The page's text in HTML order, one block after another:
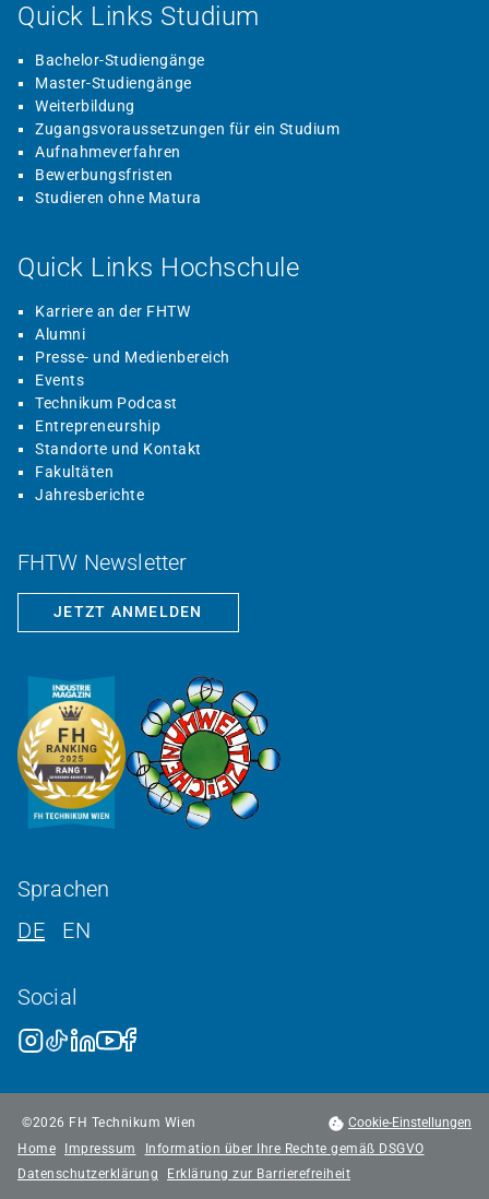
Quick Links Studium
Bachelor-Studiengänge
Master-Studiengänge
Weiterbildung
Zugangsvoraussetzungen für ein Studium
Aufnahmeverfahren
Bewerbungsfristen
Studieren ohne Matura
Quick Links Hochschule
Karriere an der FHTW
Alumni
Presse- und Medienbereich
Events
Technikum Podcast
Entrepreneurship
Standorte und Kontakt
Fakultäten
Jahresberichte
FHTW Newsletter
JETZT ANMELDEN
Sprachen
DE
EN
Social
©2026 FH Technikum Wien
Cookie-Einstellungen
Home
Impressum
Information über Ihre Rechte gemäß DSGVO
Datenschutzerklärung
Erklärung zur Barrierefreiheit